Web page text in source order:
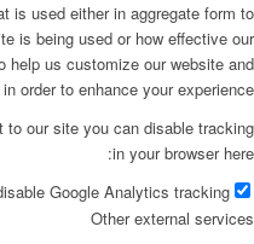
is used either in aggregate form to
is being used or how effective our
help us customize our website and
order to enhance your experience.
our site you can disable tracking
in your browser here:
Google Analytics tracking.
Other external services